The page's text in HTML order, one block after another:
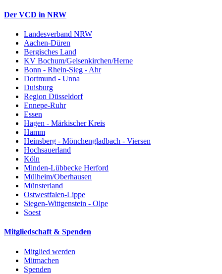
Der VCD in NRW
Landesverband NRW
Aachen-Düren
Bergisches Land
KV Bochum/Gelsenkirchen/Herne
Bonn - Rhein-Sieg - Ahr
Dortmund - Unna
Duisburg
Region Düsseldorf
Ennepe-Ruhr
Essen
Hagen - Märkischer Kreis
Hamm
Heinsberg - Mönchengladbach - Viersen
Hochsauerland
Köln
Minden-Lübbecke Herford
Mülheim/Oberhausen
Münsterland
Ostwestfalen-Lippe
Siegen-Wittgenstein - Olpe
Soest
Mitgliedschaft & Spenden
Mitglied werden
Mitmachen
Spenden